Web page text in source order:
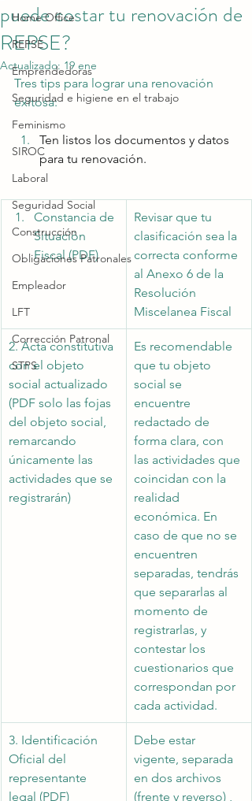
Home Office
REPSE
Emprendedoras
Seguridad e higiene en el trabajo
Feminismo
SIROC
Laboral
Seguridad Social
Construcción
Obligaciones Patronales
Empleador
LFT
Corrección Patronal
STPS
puede costar tu renovación de
REPSE?
Actualizado: 19 ene
Tres tips para lograr una renovación
exitosa:
Ten listos los documentos y datos
para tu renovación.
Constancia de
Situación
Fiscal (PDF)
Revisar que tu
clasificación sea la
correcta conforme
al Anexo 6 de la
Resolución
Miscelanea Fiscal
2. Acta constitutiva
con el objeto
social actualizado
(PDF solo las fojas
del objeto social,
remarcando
únicamente las
actividades que se
registrarán)
Es recomendable
que tu objeto
social se
encuentre
redactado de
forma clara, con
las actividades que
coincidan con la
realidad
económica. En
caso de que no se
encuentren
separadas, tendrás
que separarlas al
momento de
registrarlas, y
contestar los
cuestionarios que
correspondan por
cada actividad.
3. Identificación
Oficial del
representante
legal (PDF)
Debe estar
vigente, separada
en dos archivos
(frente y reverso) ,